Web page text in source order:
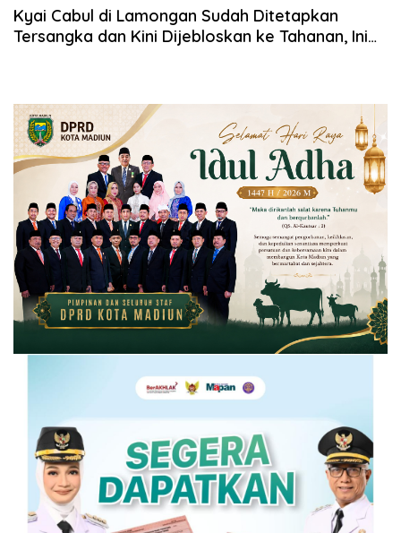
Kyai Cabul di Lamongan Sudah Ditetapkan
Tersangka dan Kini Dijebloskan ke Tahanan, Ini